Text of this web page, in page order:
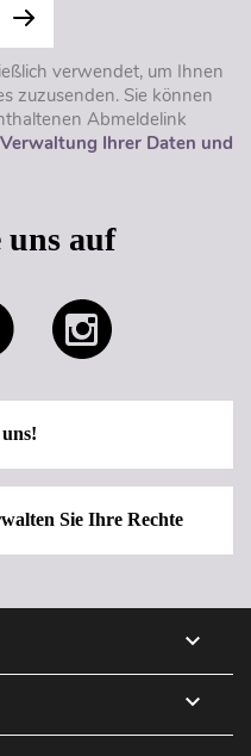
verwendet, um Ihnen
zuzusenden. Sie können
Abmeldelink
Ihrer Daten und
uns auf
Sie Ihre Rechte

